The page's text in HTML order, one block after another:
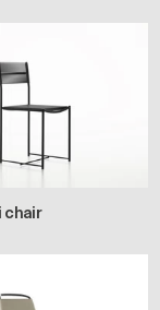
chair